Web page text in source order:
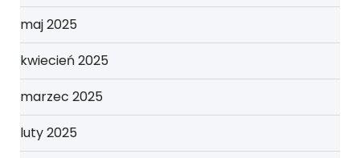
maj 2025
kwiecień 2025
marzec 2025
luty 2025